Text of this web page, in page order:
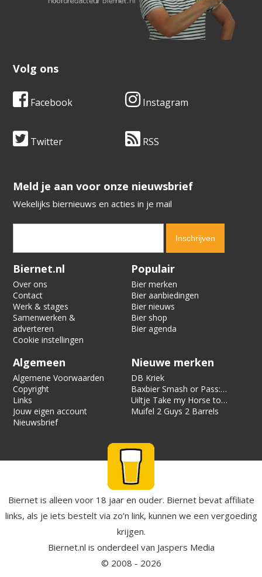
Volg ons
Facebook Instagram
Twitter RSS
​​​​​​​Meld je aan voor onze nieuwsbrief
Wekelijks biernieuws en acties in je mail
Verification code:
Biernet.nl
Over ons
Contact
Werk & stages
Samenwerken &
adverteren
Cookie instellingen
Populair
Bier merken
Bier aanbiedingen
Bier nieuws
Bier shop
Bier agenda
Algemeen
Algemene Voorwaarden
Copyright
Links
Jouw eigen account
Nieuwsbrief
Nieuwe merken
DB Kriek
Baxbier Smash or Pass:
Strata
Uiltje Take my Horse to
the Hotel Room
Muifel 2 Guys 2 Barrels
Biernet is alleen voor 18 jaar en ouder. Biernet bevat affiliate
links, als je iets bestelt via zo’n link, kunnen we een vergoeding
krijgen.
Biernet.nl is onderdeel van Jaspers Media
© 2008 - 2026